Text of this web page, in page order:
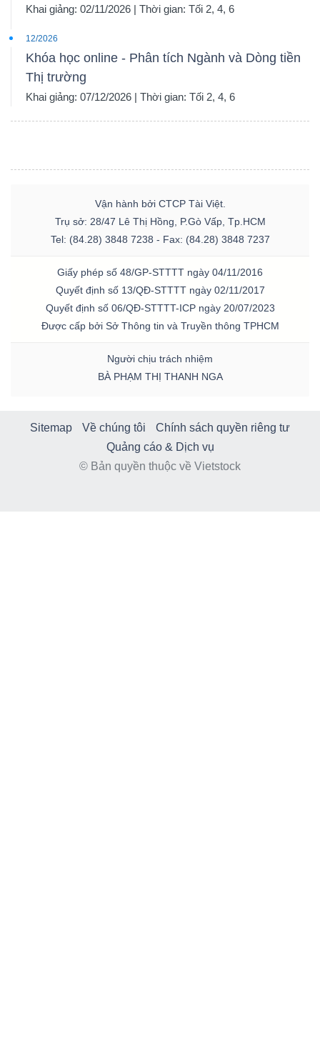
Khai giảng: 02/11/2026 | Thời gian: Tối 2, 4, 6
12/2026
Khóa học online - Phân tích Ngành và Dòng tiền
Thị trường
Khai giảng: 07/12/2026 | Thời gian: Tối 2, 4, 6
Vận hành bởi CTCP Tài Việt.
Trụ sở: 28/47 Lê Thị Hồng, P.Gò Vấp, Tp.HCM
Tel: (84.28) 3848 7238 - Fax: (84.28) 3848 7237
Giấy phép số 48/GP-STTTT ngày 04/11/2016
Quyết định số 13/QĐ-STTTT ngày 02/11/2017
Quyết định số 06/QĐ-STTTT-ICP ngày 20/07/2023
Được cấp bởi Sở Thông tin và Truyền thông TPHCM
Người chịu trách nhiệm
BÀ PHẠM THỊ THANH NGA
Sitemap Về chúng tôi
Chính sách quyền riêng tư
Quảng cáo & Dịch vụ
© Bản quyền thuộc về Vietstock